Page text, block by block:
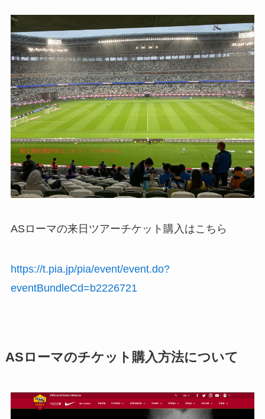
ASローマの来日ツアーチケット購入はこちら
https://t.pia.jp/pia/event/event.do?
eventBundleCd=b2226721
ASローマのチケット購入方法について